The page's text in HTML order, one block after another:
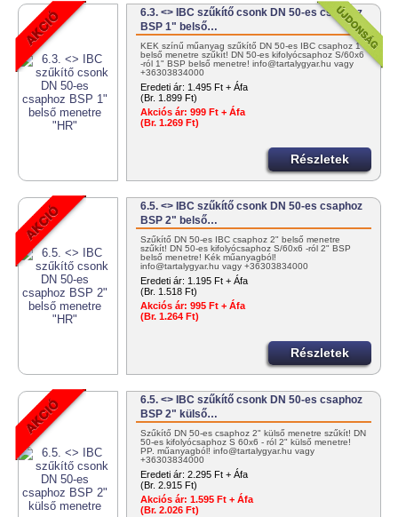
6.3. <> IBC szűkítő csonk DN 50-es csaphoz
BSP 1" belső…
KÉK színű műanyag szűkítő DN 50-es IBC csaphoz 1"
belső menetre szűkít! DN 50-es kifolyócsaphoz S/60x6
-ról 1" BSP belső menetre! info@tartalygyar.hu vagy
+36303834000
Eredeti ár: 1.495 Ft + Áfa
(Br. 1.899 Ft)
Akciós ár: 999 Ft + Áfa
(Br. 1.269 Ft)
Részletek
6.5. <> IBC szűkítő csonk DN 50-es csaphoz
BSP 2" belső…
Szűkítő DN 50-es IBC csaphoz 2" belső menetre
szűkít! DN 50-es kifolyócsaphoz S/60x6 -ról 2" BSP
belső menetre! Kék műanyagból!
info@tartalygyar.hu vagy +36303834000
Eredeti ár: 1.195 Ft + Áfa
(Br. 1.518 Ft)
Akciós ár: 995 Ft + Áfa
(Br. 1.264 Ft)
Részletek
6.5. <> IBC szűkítő csonk DN 50-es csaphoz
BSP 2" külső…
Szűkítő DN 50-es csaphoz 2" külső menetre szűkít! DN
50-es kifolyócsaphoz S 60x6 - ról 2" külső menetre!
PP. műanyagból! info@tartalygyar.hu vagy
+36303834000
Eredeti ár: 2.295 Ft + Áfa
(Br. 2.915 Ft)
Akciós ár: 1.595 Ft + Áfa
(Br. 2.026 Ft)